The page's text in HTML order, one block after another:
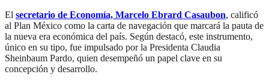
El secretario de Economía, Marcelo Ebrard Casaubon, calificó
al Plan México como la carta de navegación que marcará la pauta de
la nueva era económica del país. Según destacó, este instrumento,
único en su tipo, fue impulsado por la Presidenta Claudia
Sheinbaum Pardo, quien desempeñó un papel clave en su
concepción y desarrollo.